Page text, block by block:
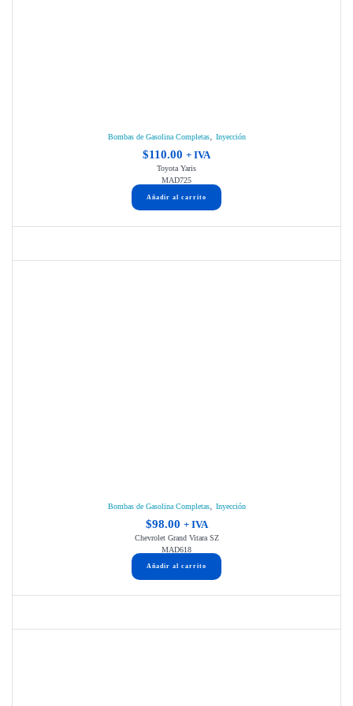
Bombas de Gasolina Completas, Inyección
$110.00 + IVA
Toyota Yaris
MAD725
Añadir al carrito
Bombas de Gasolina Completas, Inyección
$98.00 + IVA
Chevrolet Grand Vitara SZ
MAD618
Añadir al carrito